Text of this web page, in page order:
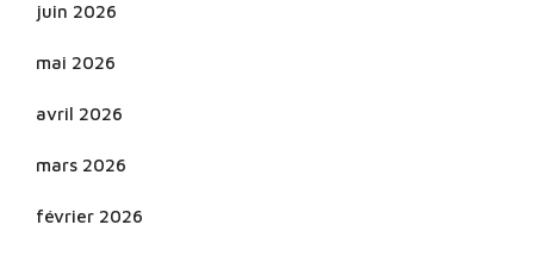
juin 2026
mai 2026
avril 2026
mars 2026
février 2026